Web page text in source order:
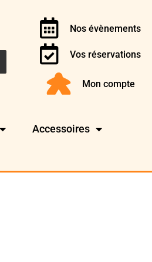
Nos évènements
Vos réservations
Mon compte
Accessoires